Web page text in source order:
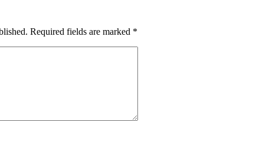
Required fields are marked *